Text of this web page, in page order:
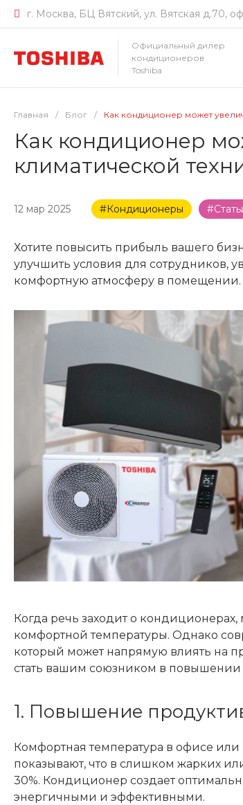
г. Москва, БЦ Вятский, ул. Вятская д.70,
Официальный дилер
кондиционеров
Toshiba
Главная / Блог / Как кондиционер может
Как кондиционер
климатической
12 мар 2025 #Кондиционеры
Хотите повысить прибыль вашего
улучшить условия для сотрудников,
комфортную атмосферу в помещении.
Когда речь заходит о
комфортной температуры. Однако
который может напрямую влиять на
стать вашим союзником в повышении
1. Повышение
Комфортная температура в офисе или
показывают, что в слишком жарких
30%. Кондиционер создает
энергичными и эффективными.